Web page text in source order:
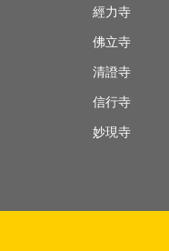
經力寺
佛立寺
清證寺
信行寺
妙現寺